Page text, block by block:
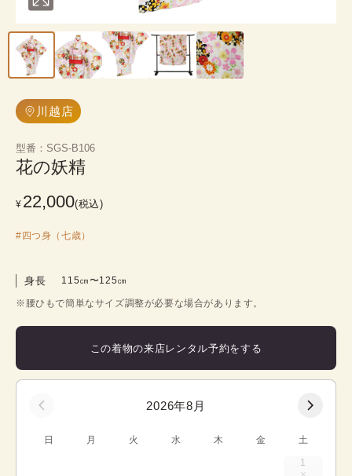
川越店
型番 ： SGS-B106
花の妖精
¥ 22,000(税込)
# 四つ身（七歳）
身長 115㎝〜125㎝
※腰ひもで簡単なサイズ調整が必要な場合があります。
この着物の来店レンタル予約をする
2026年8月
日 月 火 水 木 金 土
1